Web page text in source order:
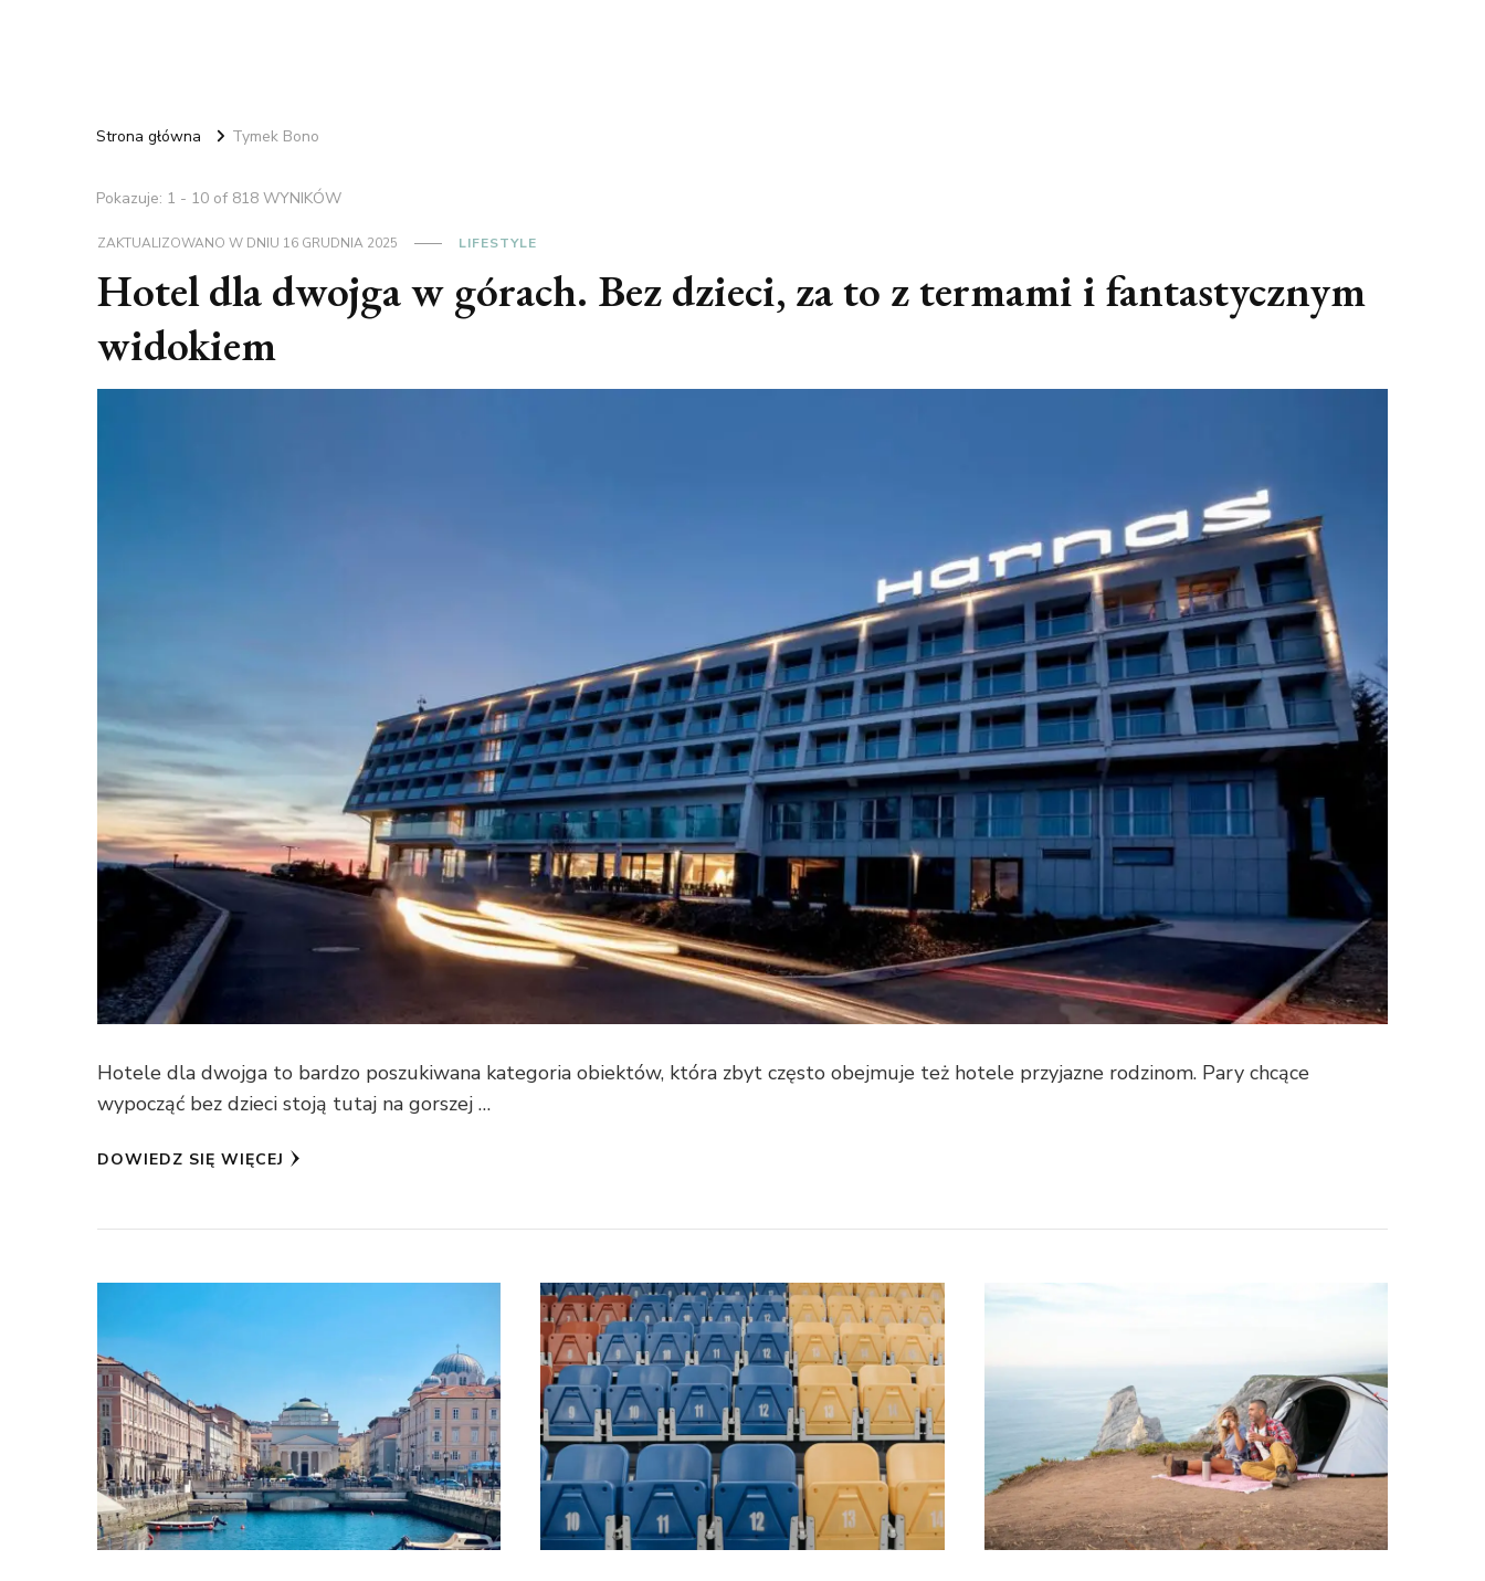
Strona główna Tymek Bono
Pokazuje: 1 - 10 of 818 WYNIKÓW
ZAKTUALIZOWANO W DNIU 16 GRUDNIA 2025 LIFESTYLE
Hotel dla dwojga w górach. Bez dzieci, za to z termami i fantastycznym
widokiem
Hotele dla dwojga to bardzo poszukiwana kategoria obiektów, która zbyt często obejmuje też hotele przyjazne rodzinom. Pary chcące
wypocząć bez dzieci stoją tutaj na gorszej …
DOWIEDZ SIĘ WIĘCEJ